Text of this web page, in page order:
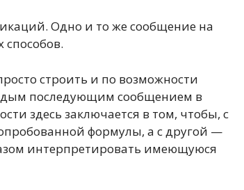
Одно и то же сообщение на
строить и по возможности
последующим сообщением в
здесь заключается в том, чтобы, с
формулы, а с другой —
интерпретировать имеющуюся